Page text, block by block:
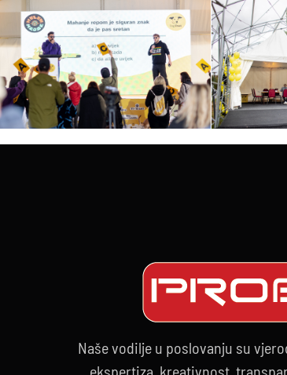
Naše vodilje u poslovanju su
ekspertiza, kreativnost,